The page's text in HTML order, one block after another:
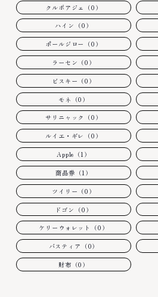
クルボアジェ（0）
ハイン（0）
ポールジロー（0）
ラーセン（0）
ビスキー（0）
モネ（0）
サリニャック（0）
ルイエ・ギレ（0）
Apple（1）
商品券（1）
ツイリー（0）
ドゴン（0）
ケリーウォレット（0）
バスティア（0）
財布（0）